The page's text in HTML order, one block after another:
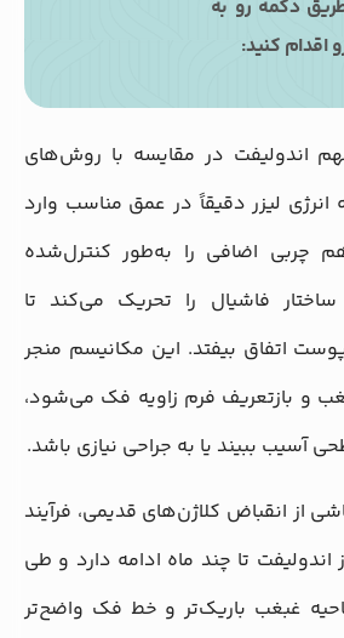
دکمه رو به
اقدام کنید:
اندولیفت در مقایسه با روش‌های
لیزر دقیقاً در عمق مناسب وارد
چربی اضافی را به‌طور کنترل‌شده
فاشیال را تحریک می‌کند تا
اتفاق بیفتد. این مکانیسم منجر
و بازتعریف فرم زاویه فک می‌شود،
ببیند یا به جراحی نیازی باشد.
از انقباض کلاژن‌های قدیمی، فرآیند
تا چند ماه ادامه دارد و طی
غبغب باریک‌تر و خط فک واضح‌تر